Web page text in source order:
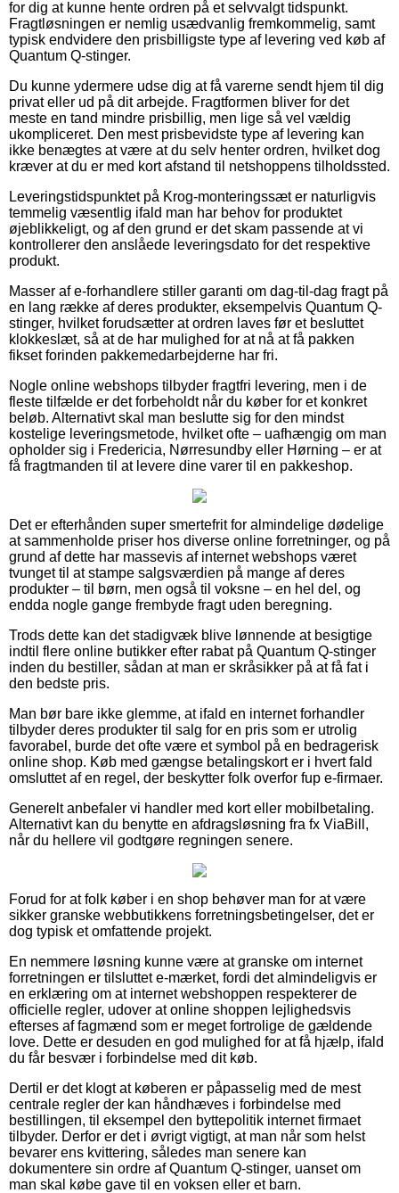
for dig at kunne hente ordren på et selvvalgt tidspunkt.
Fragtløsningen er nemlig usædvanlig fremkommelig, samt
typisk endvidere den prisbilligste type af levering ved køb af
Quantum Q-stinger.
Du kunne ydermere udse dig at få varerne sendt hjem til dig
privat eller ud på dit arbejde. Fragtformen bliver for det
meste en tand mindre prisbillig, men lige så vel vældig
ukompliceret. Den mest prisbevidste type af levering kan
ikke benægtes at være at du selv henter ordren, hvilket dog
kræver at du er med kort afstand til netshoppens tilholdssted.
Leveringstidspunktet på Krog-monteringssæt er naturligvis
temmelig væsentlig ifald man har behov for produktet
øjeblikkeligt, og af den grund er det skam passende at vi
kontrollerer den anslåede leveringsdato for det respektive
produkt.
Masser af e-forhandlere stiller garanti om dag-til-dag fragt på
en lang række af deres produkter, eksempelvis Quantum Q-
stinger, hvilket forudsætter at ordren laves før et besluttet
klokkeslæt, så at de har mulighed for at nå at få pakken
fikset forinden pakkemedarbejderne har fri.
Nogle online webshops tilbyder fragtfri levering, men i de
fleste tilfælde er det forbeholdt når du køber for et konkret
beløb. Alternativt skal man beslutte sig for den mindst
kostelige leveringsmetode, hvilket ofte – uafhængig om man
opholder sig i Fredericia, Nørresundby eller Hørning – er at
få fragtmanden til at levere dine varer til en pakkeshop.
Det er efterhånden super smertefrit for almindelige dødelige
at sammenholde priser hos diverse online forretninger, og på
grund af dette har massevis af internet webshops været
tvunget til at stampe salgsværdien på mange af deres
produkter – til børn, men også til voksne – en hel del, og
endda nogle gange frembyde fragt uden beregning.
Trods dette kan det stadigvæk blive lønnende at besigtige
indtil flere online butikker efter rabat på Quantum Q-stinger
inden du bestiller, sådan at man er skråsikker på at få fat i
den bedste pris.
Man bør bare ikke glemme, at ifald en internet forhandler
tilbyder deres produkter til salg for en pris som er utrolig
favorabel, burde det ofte være et symbol på en bedragerisk
online shop. Køb med gængse betalingskort er i hvert fald
omsluttet af en regel, der beskytter folk overfor fup e-firmaer.
Generelt anbefaler vi handler med kort eller mobilbetaling.
Alternativt kan du benytte en afdragsløsning fra fx ViaBill,
når du hellere vil godtgøre regningen senere.
Forud for at folk køber i en shop behøver man for at være
sikker granske webbutikkens forretningsbetingelser, det er
dog typisk et omfattende projekt.
En nemmere løsning kunne være at granske om internet
forretningen er tilsluttet e-mærket, fordi det almindeligvis er
en erklæring om at internet webshoppen respekterer de
officielle regler, udover at online shoppen lejlighedsvis
efterses af fagmænd som er meget fortrolige de gældende
love. Dette er desuden en god mulighed for at få hjælp, ifald
du får besvær i forbindelse med dit køb.
Dertil er det klogt at køberen er påpasselig med de mest
centrale regler der kan håndhæves i forbindelse med
bestillingen, til eksempel den byttepolitik internet firmaet
tilbyder. Derfor er det i øvrigt vigtigt, at man når som helst
bevarer ens kvittering, således man senere kan
dokumentere sin ordre af Quantum Q-stinger, uanset om
man skal købe gave til en voksen eller et barn.